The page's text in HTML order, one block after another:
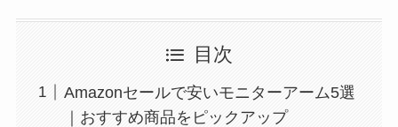
目次
Amazonセールで安いモニターアーム5選
｜おすすめ商品をピックアップ